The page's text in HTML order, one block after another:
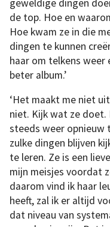
geweldige dingen
de top. Hoe en
Hoe kwam ze in die
dingen te kunnen
haar om telkens weer
beter album.’
‘Het maakt me niet
niet. Kijk wat ze
steeds weer opnieuw
zulke dingen blijven
te leren. Ze is een
mijn meisjes voordat
daarom vind ik haar
heeft, zal ik er altijd
dat niveau van